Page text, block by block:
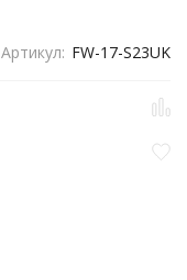
Артикул: FW-17-S23UK